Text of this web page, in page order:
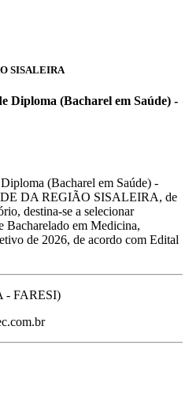
SISALEIRA
Diploma (Bacharel em Saúde) -
(Bacharel em Saúde) -
DA REGIÃO SISALEIRA, de
destina-se a selecionar
Bacharelado em Medicina,
de 2026, de acordo com Edital
- FARESI)